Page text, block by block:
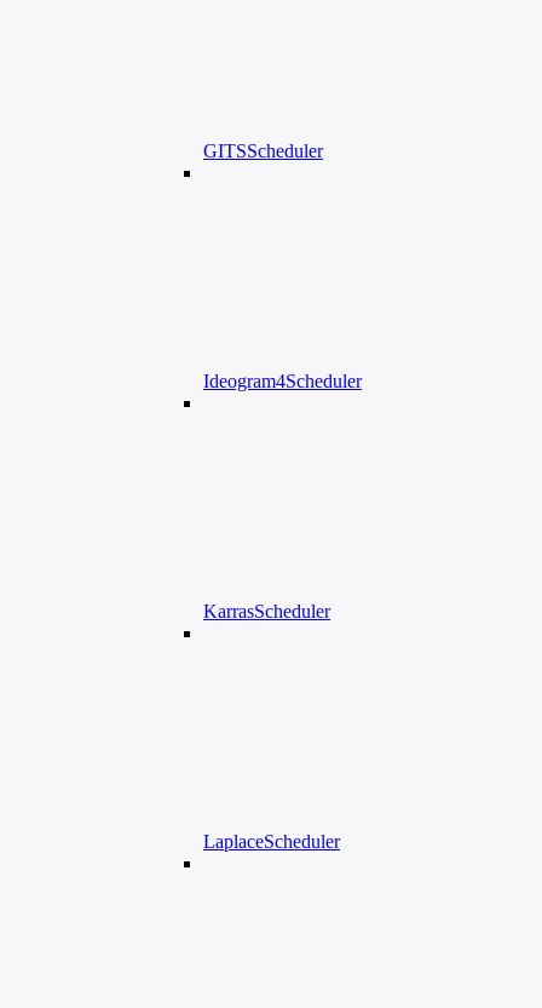
GITSScheduler
Ideogram4Scheduler
KarrasScheduler
LaplaceScheduler